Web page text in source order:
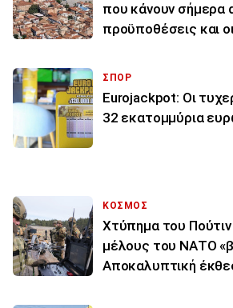
που κάνουν σήμερα
προϋποθέσεις και
ΣΠΟΡ
Eurojackpot: Οι
32 εκατoμμύρια
ΚΟΣΜΟΣ
Χτύπημα του
μέλους του ΝΑΤΟ
Αποκαλυπτική